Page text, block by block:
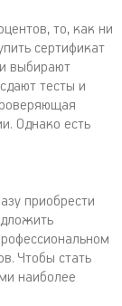
то, как ни
сертификат
выбирают
тесты и
Однако есть
приобрести
Чтобы стать
наиболее